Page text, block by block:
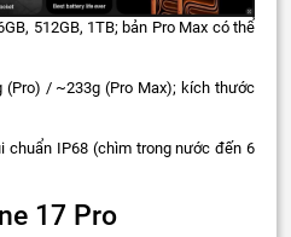
512GB, 1TB; bản Pro Max có thể
(Pro) / ~233g (Pro Max); kích thước
chuẩn IP68 (chìm trong nước đến 6
17 Pro